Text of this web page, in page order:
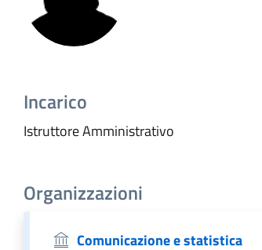
Incarico
Istruttore Amministrativo
Organizzazioni
Comunicazione e statistica